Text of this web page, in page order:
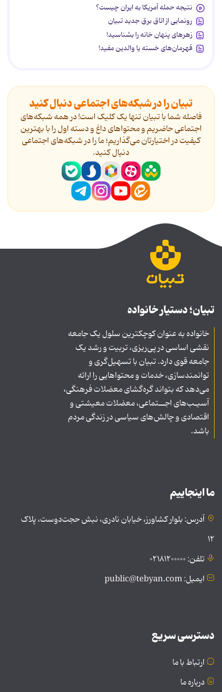
نتیجه حمله آمریکا به ایران چیست؟
رونمایی از اتاق برق جدید تبیان
زهرهای پنهان خانه را بشناسید!
قهرمان‌های خسته یا والدین مفید!
تبیان را در شبکه‌های اجتماعی دنبال کنید
فاصله شما با تبیان تنها یک کلیک است! در همه شبکه‌های
اجتماعی حاضریم و محتواهای داغ و دسته اول را با بهترین
کیفیت در اختیارتان می‌گذاریم؛ ما را در شبکه‌های اجتماعی
دنیال کنید.
تبیان؛ دستیار خانواده
خانواده به عنوان کوچکترین سلول یک جامعه
نقشی اساسی در پی‌ریزی، تربیت و رشد یک
جامعه قوی دارد. تبیان با تسهیل‌گری و
توانمندسازی، خدمات و محتواهایی را ارائه
می‌دهد که بتواند گره‌گشای معضلات فرهنگی،
آسیـب‌های اجــتماعی، معضلات معیشتی و
اقتصادی و چالش‌های سیاسی در زندگی مردم
باشد.
ما اینجاییم
آدرس: بلوار کشاورز، خیابان نادری، نبش حجت‌دوست، پلاک
۱۲
تلفن: ۰۲۱۸۱۲۰۰۰۰۰
ایمیل: public@tebyan.com
دسترسی سریع
ارتباط با ما
درباره ما